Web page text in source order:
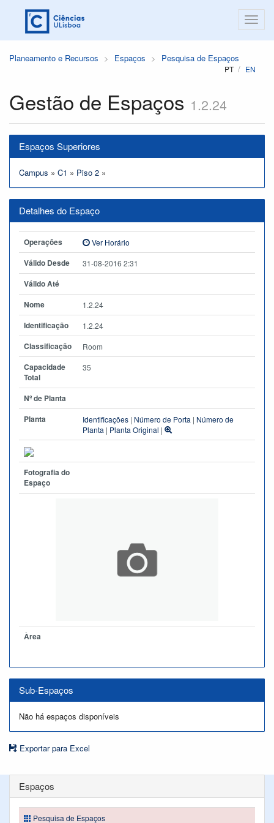
Planeamento e Recursos Espaços Pesquisa de Espaços
PT EN
Gestão de Espaços 1.2.24
Espaços Superiores
Campus » C1 » Piso 2 »
Detalhes do Espaço
Operações Ver Horário
Válido Desde 31-08-2016 2:31
Válido Até
Nome
1.2.24
Identificação 1.2.24
Classificação Room
Capacidade
Total
35
Nº de Planta
Planta
Identificações | Número de Porta | Número de
Planta | Planta Original |
Fotografia do
Espaço
Àrea
Sub-Espaços
Não há espaços disponíveis
Exportar para Excel
Espaços
Pesquisa de Espaços